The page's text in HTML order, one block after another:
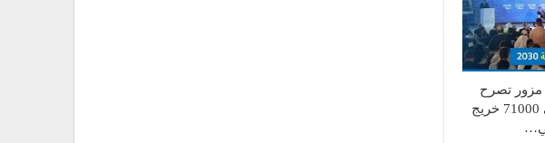
مزور تصرح
بأن هدفنا الوصول إلى 71000 خريج